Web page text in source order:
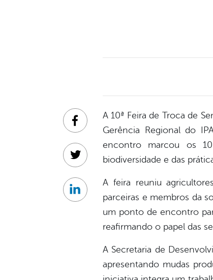
A 10ª Feira de Troca de
Gerência Regional do
encontro marcou os
biodiversidade e das
A feira reuniu
parceiras e membros da
um ponto de encontro
reafirmando o papel das
A Secretaria de
apresentando mudas
Facebook
Twitter
Linkedin